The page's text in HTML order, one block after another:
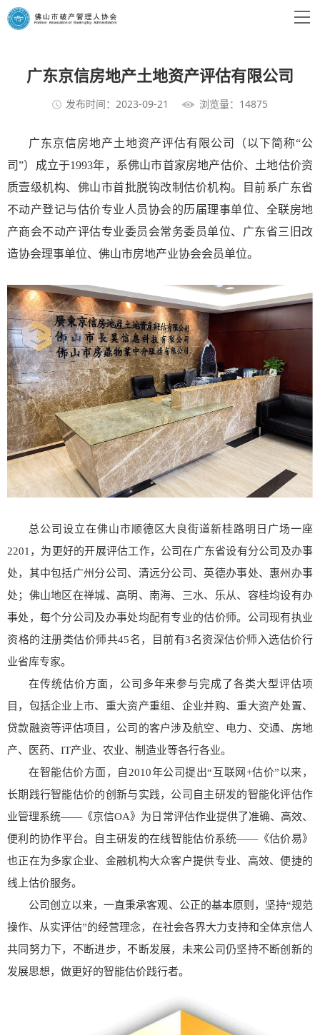
广东京信房地产土地资产评估有限公司
发布时间：2023-09-21 浏览量：14875
广东京信房地产土地资产评估有限公司（以下简称“公
司”）成立于1993年，系佛山市首家房地产估价、土地估价资
质壹级机构、佛山市首批脱钩改制估价机构。目前系广东省
不动产登记与估价专业人员协会的历届理事单位、全联房地
产商会不动产评估专业委员会常务委员单位、广东省三旧改
造协会理事单位、佛山市房地产业协会会员单位。
总公司设立在佛山市顺德区大良街道新桂路明日广场一座
2201，为更好的开展评估工作，公司在广东省设有分公司及办事
处，其中包括广州分公司、清远分公司、英德办事处、惠州办事
处；佛山地区在禅城、高明、南海、三水、乐从、容桂均设有办
事处，每个分公司及办事处均配有专业的估价师。公司现有执业
资格的注册类估价师共45名，目前有3名资深估价师入选估价行
业省库专家。
在传统估价方面，公司多年来参与完成了各类大型评估项
目，包括企业上市、重大资产重组、企业并购、重大资产处置、
贷款融资等评估项目，公司的客户涉及航空、电力、交通、房地
产、医药、IT产业、农业、制造业等各行各业。
在智能估价方面，自2010年公司提出“互联网+估价”以来，
长期践行智能估价的创新与实践，公司自主研发的智能化评估作
业管理系统——《京信OA》为日常评估作业提供了准确、高效、
便利的协作平台。自主研发的在线智能估价系统——《估价易》
也正在为多家企业、金融机构大众客户提供专业、高效、便捷的
线上估价服务。
公司创立以来，一直秉承客观、公正的基本原则，坚持“规范
操作、从实评估”的经营理念，在社会各界大力支持和全体京信人
共同努力下，不断进步，不断发展，未来公司仍坚持不断创新的
发展思想，做更好的智能估价践行者。